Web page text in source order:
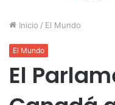
Inicio / El Mundo
El Mundo
El